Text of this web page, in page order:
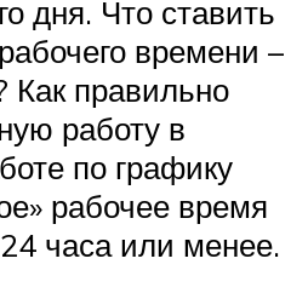
дня. Что ставить
времени –
Как правильно
работу в
по графику
рабочее время
часа или менее.